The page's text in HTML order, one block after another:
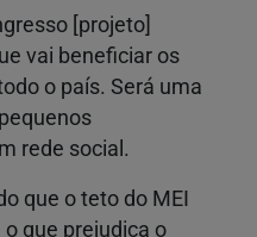
[projeto]
vai beneficiar os
o país. Será uma
rede social.
que o teto do MEI
que prejudica o